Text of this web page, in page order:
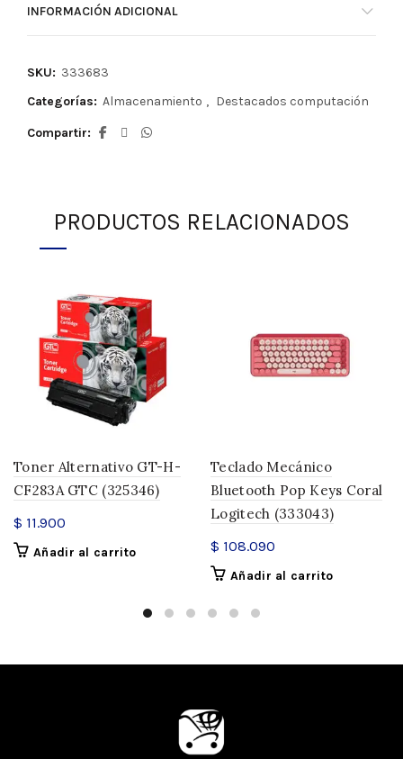
INFORMACIÓN ADICIONAL
SKU: 333683
Categorías: Almacenamiento , Destacados computación
Compartir
PRODUCTOS RELACIONADOS
Toner Alternativo GT-H-
CF283A GTC (325346)
$ 11.900
Añadir al carrito
Teclado Mecánico
Bluetooth Pop Keys Coral
Logitech (333043)
$ 108.090
Añadir al carrito